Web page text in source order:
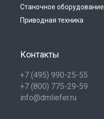
Станочное оборудование
Приводная техника
Контакты
+7 (495) 990-25-55
+7 (800) 775-29-59
info@dmliefer.ru